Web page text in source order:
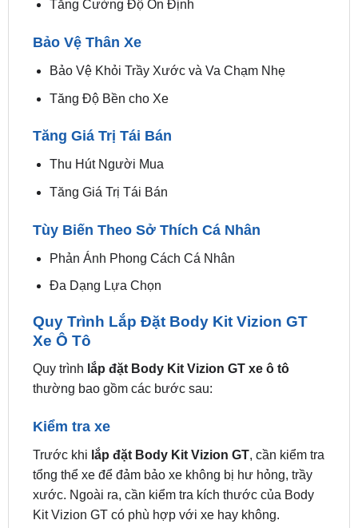
Tăng Giá Trị Tái Bán
Tùy Biến Theo Sở Thích Cá Nhân
Quy Trình Lắp Đặt Body Kit Vizion GT
Quy trìnhlắp đặt Body Kit Vizion GT xe ô tô
thường bao gồm các bước sau:
Kiểm tra xe
tổng thể xe để đảm bảo xe không bị hư hỏng, trầy
xước. Ngoài ra, cần kiểm tra kích thước của Body
Kit Vizion GT có phù hợp với xe hay không.
Lắp đặt Body Kit Vizion GT